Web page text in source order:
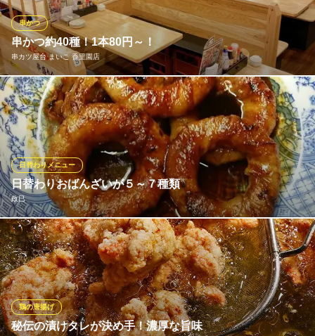
香里園 韓国料理 ポゴシッタ
韓国料理/食べ放題
京阪本線香里園駅 徒歩3分
大阪府寝屋川市香里新町7-3
串かつ約40種！1本80円～！
串カツ屋台 まいこ 香里園店
串かつ
まいこの串かつは1本80円より！おまかせ7種盛り合わせも580
円！ビールに合う串かつメニューを豊富に取り揃えております。
串カツ屋台 まいこ 香里園店
◆大衆串かつ居酒屋◆
京阪本線香里園駅 徒歩2分
大阪府寝屋川市香里新町7-1
日替わりおばんざいが５～７種類
政巳
日替わりメニュー
お魚料理や炊き物など日によっては洋食・中華などもあります。
政巳
隠れ家的な和食屋さん
京阪本線香里園駅 徒歩7分
大阪府寝屋川市香里北之町17-2
秘伝の漬けタレが決め手！濃厚な旨味
鶏の唐揚げ